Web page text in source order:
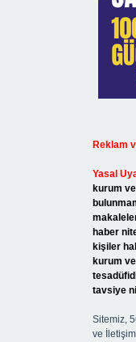
Reklam
Yasal
kurum
haber
kişiler
kurum
tavsiye
Sitemiz,
ve